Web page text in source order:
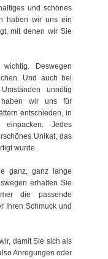
und schönes
haben wir uns ein
mit denen wir Sie
Deswegen
Und auch bei
unnötig
haben wir uns für
entschieden, in
Jedes
Unikat, das
wurde.
ganz, ganz lange
erhalten Sie
die passende
Ihren Schmuck und
damit Sie sich als
Anregungen oder